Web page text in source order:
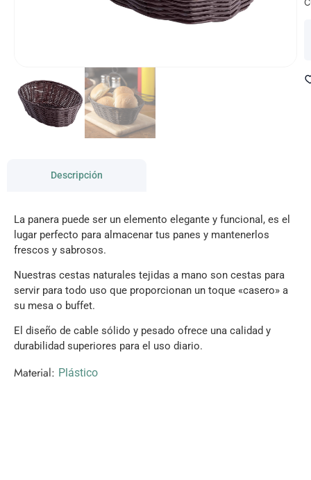
Descripción
La panera puede ser un elemento elegante y funcional, es el
lugar perfecto para almacenar tus panes y mantenerlos
frescos y sabrosos.
Nuestras cestas naturales tejidas a mano son cestas para
servir para todo uso que proporcionan un toque «casero» a
su mesa o buffet.
El diseño de cable sólido y pesado ofrece una calidad y
durabilidad superiores para el uso diario.
Material: Plástico